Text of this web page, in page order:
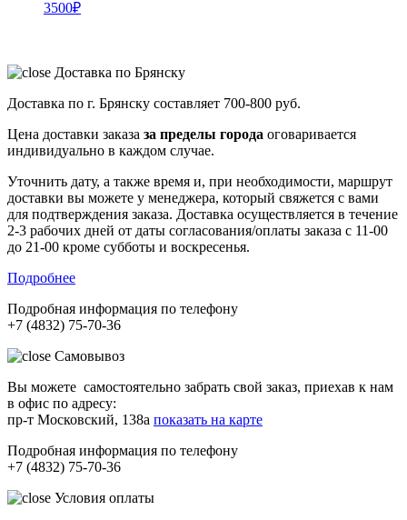
3500₽
Доставка по Брянску
Доставка по г. Брянску составляет 700-800 руб.
Цена доставки заказа за пределы города оговаривается
индивидуально в каждом случае.
Уточнить дату, а также время и, при необходимости, маршрут
доставки вы можете у менеджера, который свяжется с вами
для подтверждения заказа. Доставка осуществляется в течение
2-3 рабочих дней от даты согласования/оплаты заказа с 11-00
до 21-00 кроме субботы и воскресенья.
Подробнее
Подробная информация по телефону
+7 (4832) 75-70-36
Самовывоз
Вы можете самостоятельно забрать свой заказ, приехав к нам
в офис по адресу:
пр-т Московский, 138а показать на карте
Подробная информация по телефону
+7 (4832) 75-70-36
Условия оплаты